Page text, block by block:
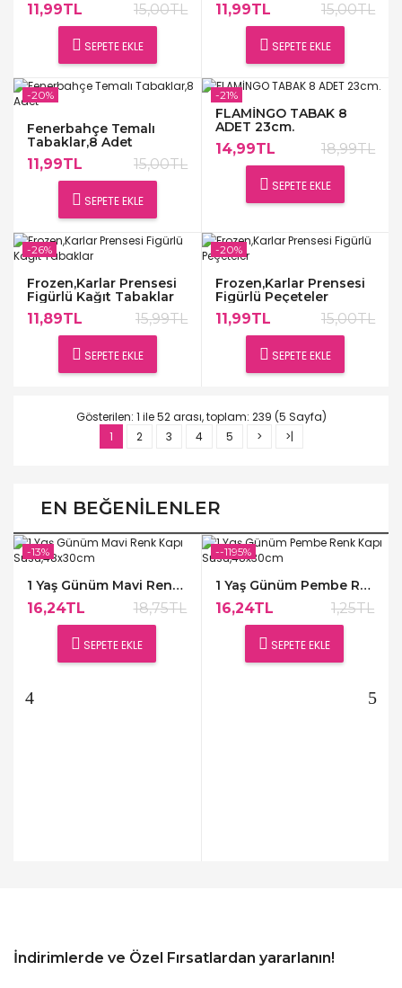
11,99TL 15,00TL
SEPETE EKLE
11,99TL 15,00TL
SEPETE EKLE
Fenerbahçe Temalı
Tabaklar,8 Adet
11,99TL 15,00TL
SEPETE EKLE
-20%
FLAMİNGO TABAK 8
ADET 23cm.
14,99TL 18,99TL
SEPETE EKLE
-21%
Frozen,Karlar Prensesi
Figürlü Kağıt Tabaklar
11,89TL 15,99TL
SEPETE EKLE
-26%
Frozen,Karlar Prensesi
Figürlü Peçeteler
11,99TL 15,00TL
SEPETE EKLE
-20%
Gösterilen: 1 ile 52 arası, toplam: 239 (5 Sayfa)
1
2 3 4 5 > >|
EN BEĞENILENLER
-13%
1 Yaş Günüm Mavi Renk Kapı Süsü,48x30cm
16,24TL 18,75TL
SEPETE EKLE
--1195%
1 Yaş Günüm Pembe Renk Kapı Süsü,48x30cm
16,24TL 1,25TL
SEPETE EKLE
İndirimlerde ve Özel Fırsatlardan yararlanın!